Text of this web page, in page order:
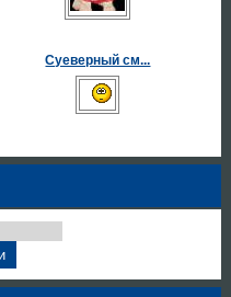
Суеверный см...